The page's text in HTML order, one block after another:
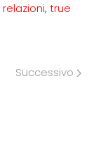
relazioni, true
Successivo